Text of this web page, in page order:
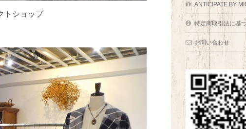
トショップ
ANTICIPATE BY
特定商取引法に基
お問い合わせ